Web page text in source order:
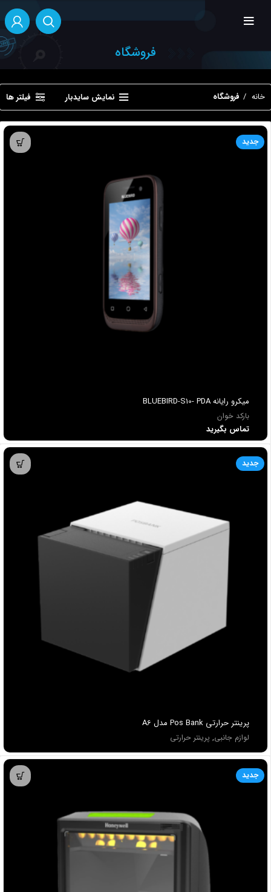
فروشگاه
خانه فروشگاه نمایش سایدبار فیلتر ها
جدید
ميكرو رايانه BLUEBIRD-S10- PDA
بارکد خوان
تماس بگیرید
جدید
پرينتر حرارتی Pos Bank مدل A6
لوازم جانبی, پرینتر حرارتی
جدید
آماده پاسخگویی به سوالات شما هستیم!
1 از 2 نام*
بعدی
سلام، لطفاً برای ادامه بخش مورد نظر را انتخاب کنید.